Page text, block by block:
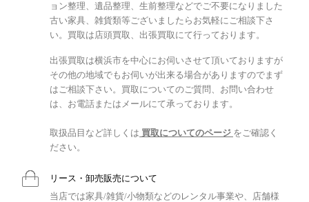
ョン整理、遺品整理、生前整理などでご不要になりました
古い家具、雑貨類等ございましたらお気軽にご相談下さ
い。買取は店頭買取、出張買取にて行っております。
出張買取は横浜市を中心にお伺いさせて頂いておりますが
その他の地域でもお伺いが出来る場合がありますのでまず
はご相談下さい。買取についてのご質問、お問い合わせ
は、お電話またはメールにて承っております。
取扱品目など詳しくは 買取についてのページ をご確認く
ださい。
リース・卸売販売について
当店では家具/雑貨/小物類などのレンタル事業や、店舗様